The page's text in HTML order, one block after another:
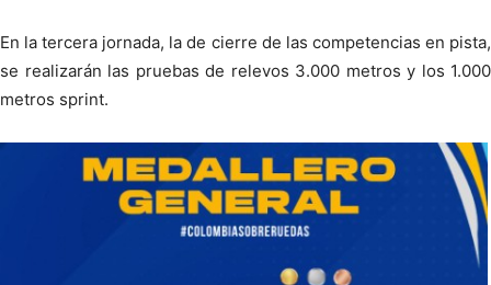
En la tercera jornada, la de cierre de las competencias en pista,
se realizarán las pruebas de relevos 3.000 metros y los 1.000
metros sprint.